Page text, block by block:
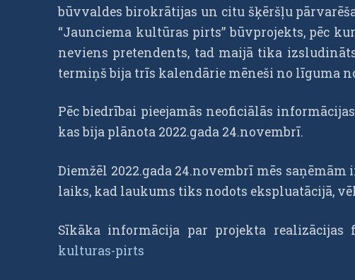
būvvaldes birokrātijas un citu šķēršļu
“Jaunciema kultūras pirts” būvprojekts, pēc
neviens pretendents, tad maijā tika
termiņš bija trīs kalendārie mēneši no līguma
Pēc biedrībai pieejamās neoficiālās
kas bija plānota 2022.gada 24.novembrī.
Diemžēl 2022.gada 24.novembrī mēs
laiks, kad laukums tiks nodots ekspluatācijā,
Sīkāka informācija par projekta realizācijas
kulturas-pirts